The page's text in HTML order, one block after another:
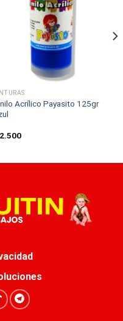
Acrílico Payasito 125gr
2.500